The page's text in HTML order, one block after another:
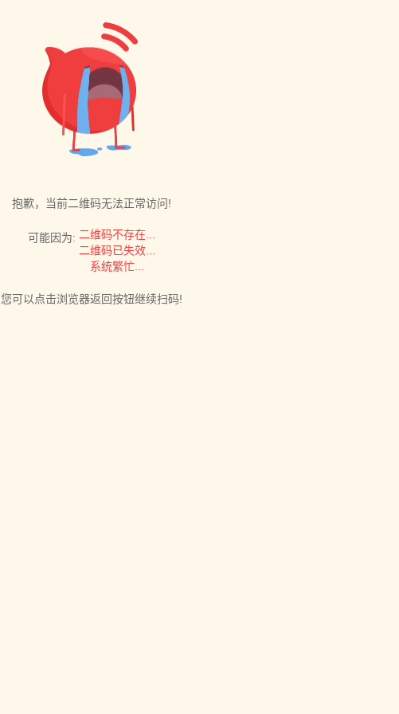
抱歉，当前二维码无法正常访问!
可能因为: 二维码不存在...
二维码已失效...
系统繁忙...
您可以点击浏览器返回按钮继续扫码!